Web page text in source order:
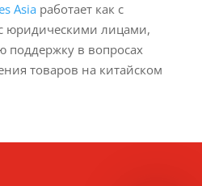
Asia работает как с
юридическими лицами,
поддержку в вопросах
товаров на китайском